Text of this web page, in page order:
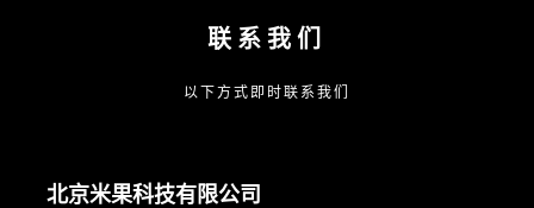
联系我们
以下方式即时联系我们
北京米果科技有限公司